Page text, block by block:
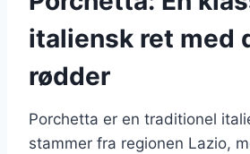
italiensk ret med
rødder
Porchetta er en traditionel
stammer fra regionen Lazio,